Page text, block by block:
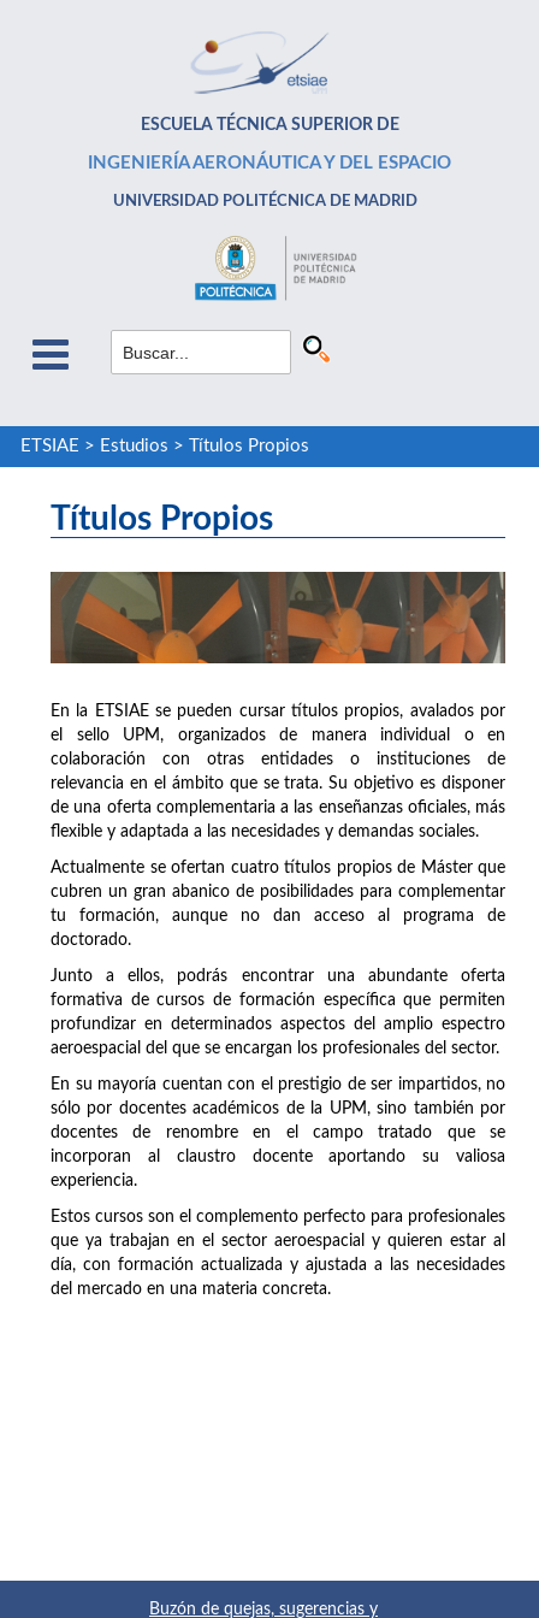
ESCUELA TÉCNICA SUPERIOR DE
INGENIERÍA AERONÁUTICA Y DEL ESPACIO
UNIVERSIDAD POLITÉCNICA DE MADRID
ETSIAE > Estudios > Títulos Propios
Títulos Propios
En la ETSIAE se pueden cursar títulos propios, avalados por
el sello UPM, organizados de manera individual o en
colaboración con otras entidades o instituciones de
relevancia en el ámbito que se trata. Su objetivo es disponer
de una oferta complementaria a las enseñanzas oficiales, más
flexible y adaptada a las necesidades y demandas sociales.
Actualmente se ofertan cuatro títulos propios de Máster que
cubren un gran abanico de posibilidades para complementar
tu formación, aunque no dan acceso al programa de
doctorado.
Junto a ellos, podrás encontrar una abundante oferta
formativa de cursos de formación específica que permiten
profundizar en determinados aspectos del amplio espectro
aeroespacial del que se encargan los profesionales del sector.
En su mayoría cuentan con el prestigio de ser impartidos, no
sólo por docentes académicos de la UPM, sino también por
docentes de renombre en el campo tratado que se
incorporan al claustro docente aportando su valiosa
experiencia.
Estos cursos son el complemento perfecto para profesionales
que ya trabajan en el sector aeroespacial y quieren estar al
día, con formación actualizada y ajustada a las necesidades
del mercado en una materia concreta.
Buzón de quejas, sugerencias y